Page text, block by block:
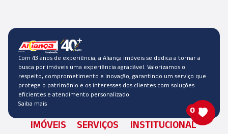
Com 43 anos de experiência, a Aliança imóveis se dedica a tornar a
busca por imóveis uma experiência agradável. Valorizamos o
respeito, comprometimento e inovação, garantindo um serviço que
protege o patrimônio e os interesses dos clientes com soluções
eficientes e atendimento personalizado.
Saiba mais
IMÓVEIS SERVIÇOS INSTITUCIONAL
0